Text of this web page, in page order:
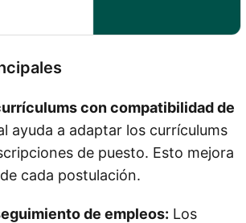
con compatibilidad de
ayuda a adaptar los currículums
de puesto. Esto mejora
cada postulación.
de empleos: Los